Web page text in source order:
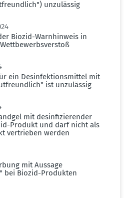
unzulässig
Biozid-Warnhinweis in
ein Desin­fek­ti­ons­mittel mit
ist unzulässig
mit desin­fi­zie­render
Produkt und darf nicht als
vertrieben werden
mit Aussage
bei Biozid-Produkten